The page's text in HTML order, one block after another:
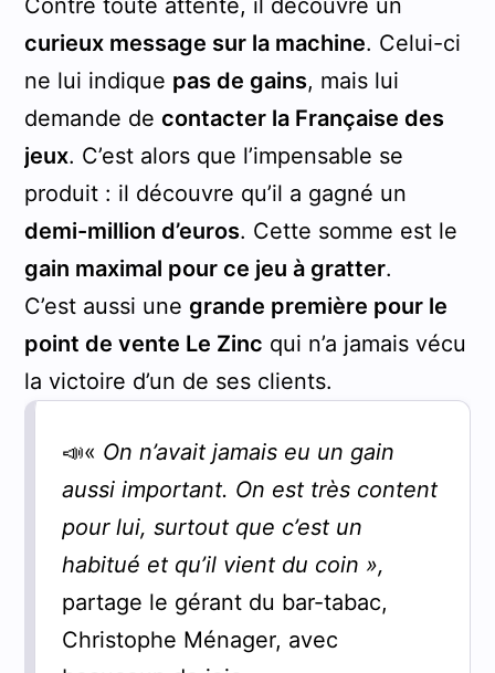
curieux message sur la machine. Celui-ci
ne lui indique pas de gains, mais lui
demande de contacter la Française des
jeux. C’est alors que l’impensable se
produit : il découvre qu’il a gagné un
demi-million d’euros. Cette somme est le
gain maximal pour ce jeu à gratter.
C’est aussi une grande première pour le
point de vente Le Zinc qui n’a jamais vécu
la victoire d’un de ses clients.
📣« On n’avait jamais eu un gain
aussi important. On est très content
pour lui, surtout que c’est un
habitué et qu’il vient du coin »,
partage le gérant du bar-tabac,
Christophe Ménager, avec